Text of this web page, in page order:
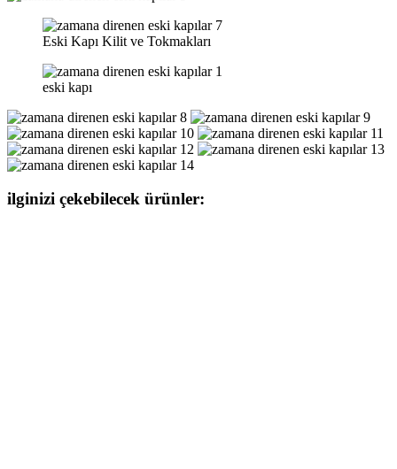
Eski Kapı Kilit ve Tokmakları
eski kapı
ilginizi çekebilecek ürünler: